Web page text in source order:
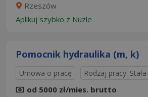
Rzeszów
Aplikuj szybko z Nuzle
Pomocnik hydraulika (m, k)
Umowa o pracę Rodzaj pracy: Stała
od 5000 zł/mies. brutto